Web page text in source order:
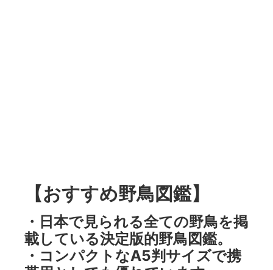
【おすすめ野鳥図鑑】
・日本で見られる全ての野鳥を掲
載している決定版的野鳥図鑑。
・コンパクトなA5判サイズで携